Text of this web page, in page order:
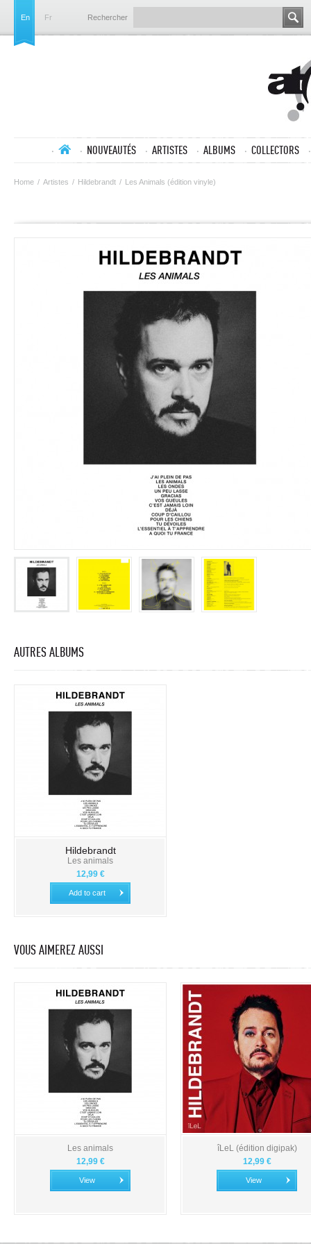
En Fr Rechercher
NOUVEAUTÉS ARTISTES ALBUMS COLLECTORS
Home / Artistes / Hildebrandt / Les Animals (édition vinyle)
AUTRES ALBUMS
Hildebrandt
Les animals
12,99 €
Add to cart
VOUS AIMEREZ AUSSI
Les animals
12,99 €
View
îLeL (édition digipak)
12,99 €
View